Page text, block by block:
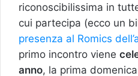
riconoscibilissima in
cui partecipa (ecco un
presenza al Romics
primo incontro viene
anno, la prima